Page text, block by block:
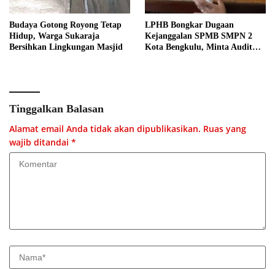
Budaya Gotong Royong Tetap
Hidup, Warga Sukaraja
Bersihkan Lingkungan Masjid
LPHB Bongkar Dugaan
Kejanggalan SPMB SMPN 2
Kota Bengkulu, Minta Audit
Tinggalkan Balasan
Alamat email Anda tidak akan dipublikasikan. Ruas yang
wajib ditandai *